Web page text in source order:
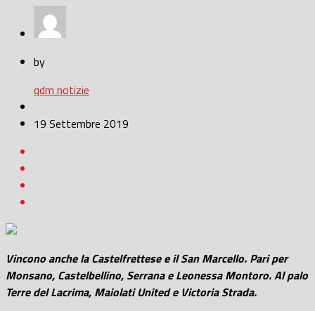
by
qdm notizie
19 Settembre 2019
Vincono anche la Castelfrettese e il San Marcello. Pari per
Monsano, Castelbellino, Serrana e Leonessa Montoro. Al palo
Terre del Lacrima, Maiolati United e Victoria Strada.